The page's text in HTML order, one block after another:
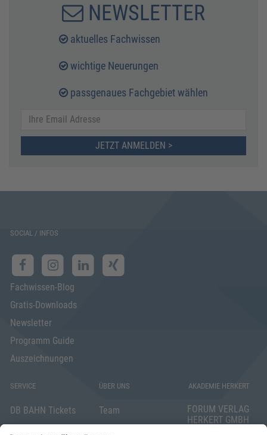
NEWSLETTER
aktuelles Fachwissen
wichtige Neuerungen
passgenaues Fachgebiet wählen
JETZT ANMELDEN >
SOCIAL / INFOS
Fachwissen-Blog
Gratis-Downloads
Newsletter
Programm Guide
Auszeichnungen
SERVICE
DB BAHN Tickets
Veranstaltungsunterlagen
ÜBER UNS
Team
Die AKADEMIE
AKADEMIE HERKERT
FORUM VERLAG
HERKERT GMBH